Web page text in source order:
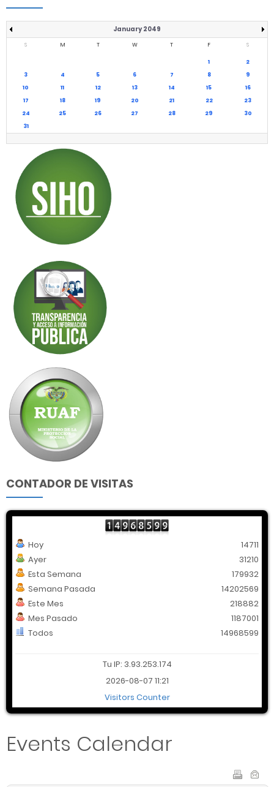
January 2049
S M T W T F S
1
2
3
4 5 6 7 8
9
10
11 12 13 14 15
16
17
18 19 20 21 22
23
24
25 26 27 28 29
30
31
CONTADOR DE VISITAS
Hoy
Ayer
Esta Semana
Semana Pasada
Este Mes
Mes Pasado
Todos
14711
31210
179932
14202569
218882
1187001
14968599
Tu IP: 3.93.253.174
2026-08-07 11:21
Visitors Counter
Events Calendar